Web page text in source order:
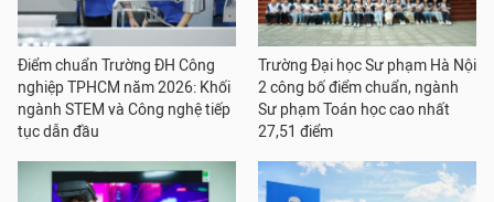
Điểm chuẩn Trường ĐH Công
nghiệp TPHCM năm 2026: Khối
ngành STEM và Công nghệ tiếp
tục dẫn đầu
Trường Đại học Sư phạm Hà Nội
2 công bố điểm chuẩn, ngành
Sư phạm Toán học cao nhất
27,51 điểm